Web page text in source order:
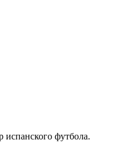
футбола.